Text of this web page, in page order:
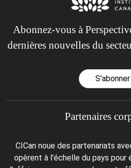
Abonnez-vous à
dernières nouvelles du
S'abonner
Partenaires
CICan noue des partenariats
opèrent à l’échelle du pays